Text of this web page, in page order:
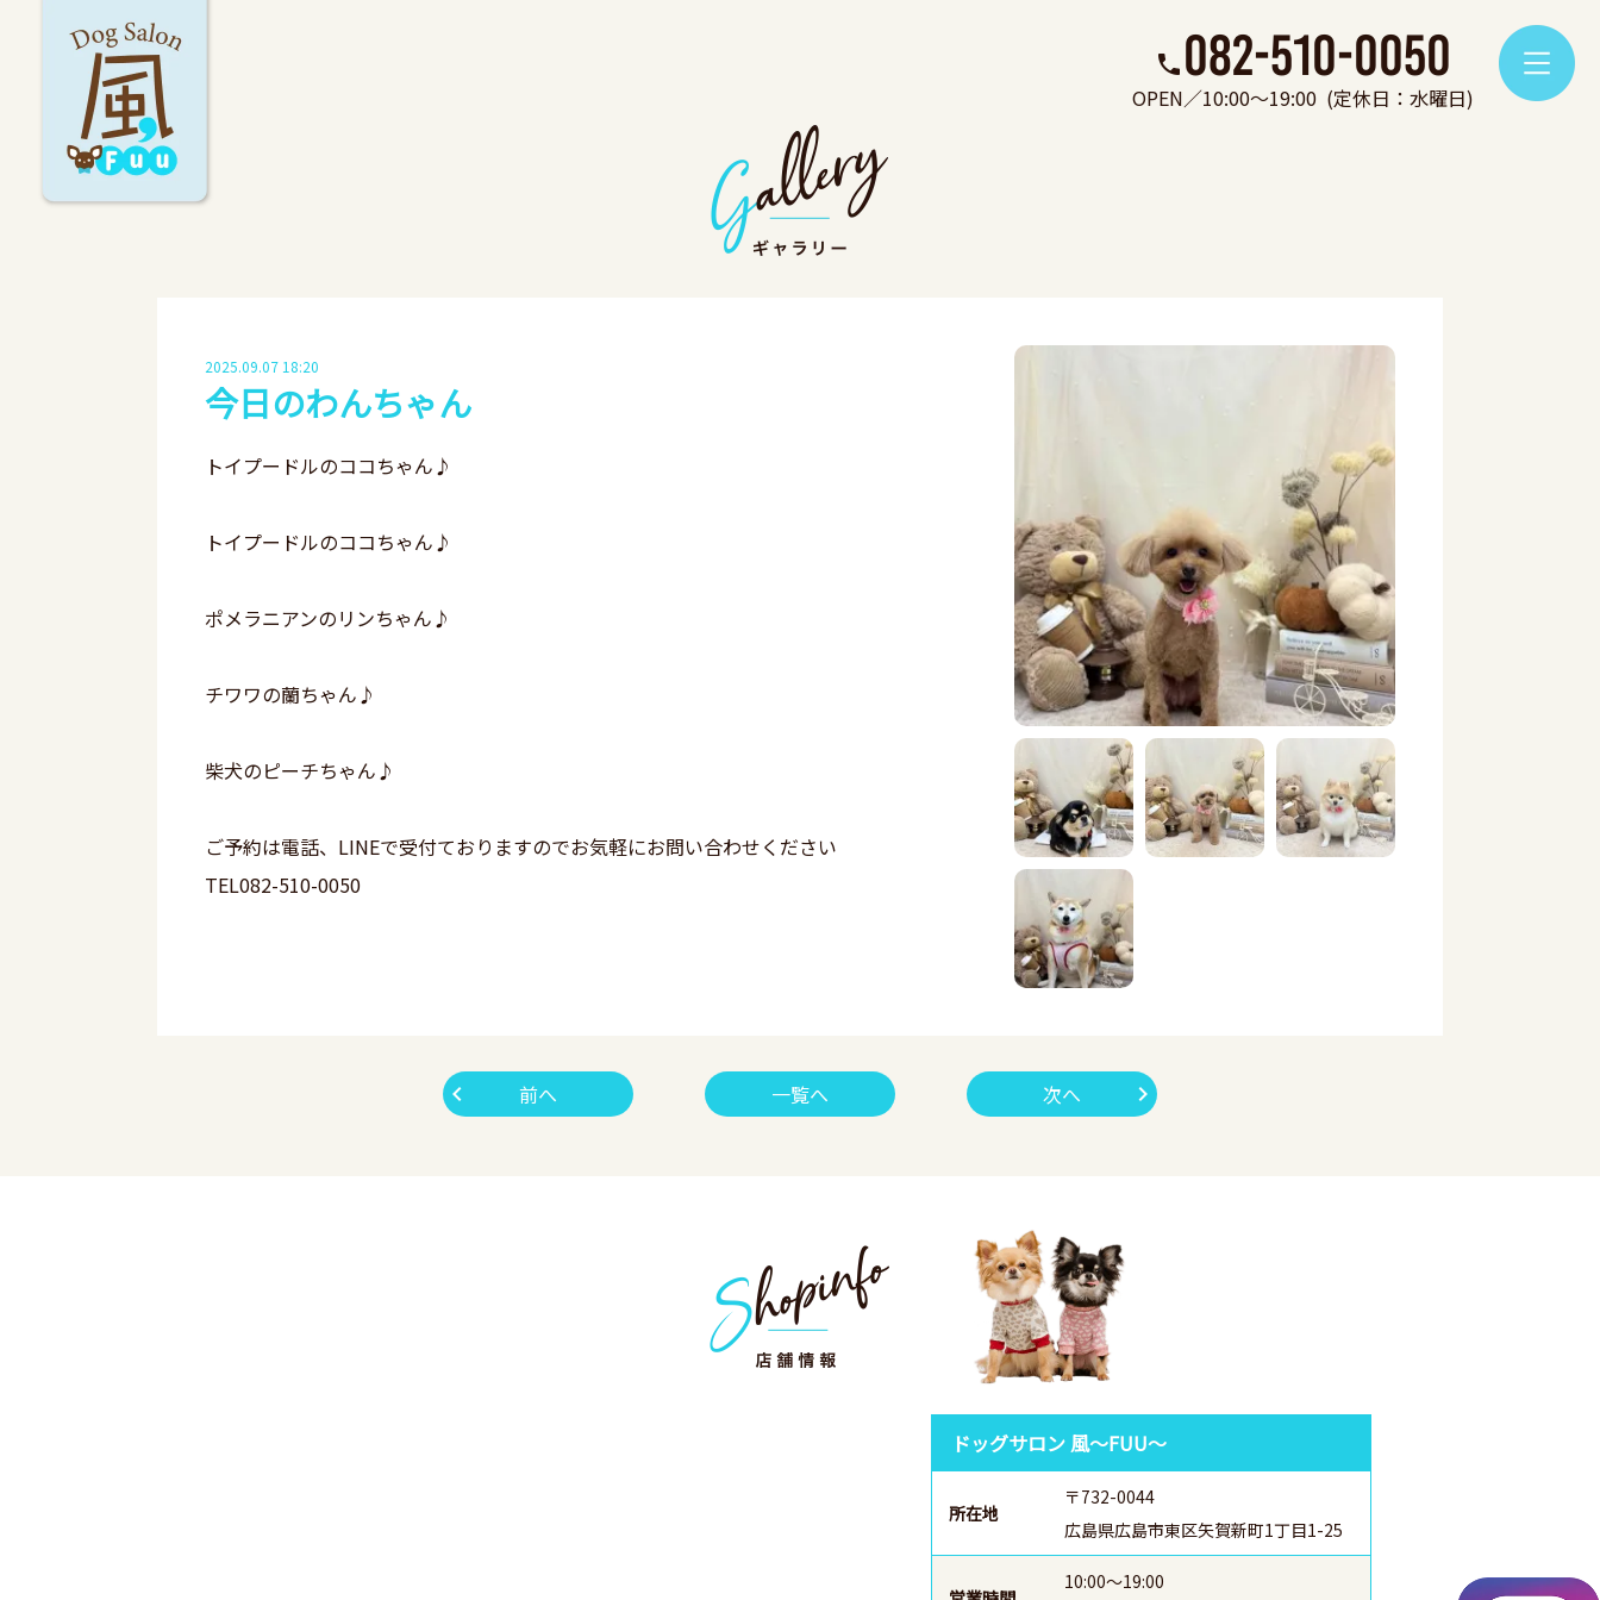
082-510-0050
OPEN／10:00～19:00 (定休日：水曜日)
2025.09.07 18:20
今日のわんちゃん
トイプードルのココちゃん♪
トイプードルのココちゃん♪
ポメラニアンのリンちゃん♪
チワワの蘭ちゃん♪
柴犬のピーチちゃん♪
ご予約は電話、LINEで受付ておりますのでお気軽にお問い合わせください
TEL082-510-0050
前へ 次へ
一覧へ
ドッグサロン 風～FUU～
所在地
〒732-0044
広島県広島市東区矢賀新町1丁目1-25
10:00～19:00